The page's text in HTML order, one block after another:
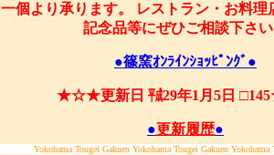
一個より承ります。 レストラン・お料理
記念品等にぜひご相談下さ
●篠窯ｵﾝﾗｲﾝｼｮｯﾋﾟﾝｸﾞ●
★☆★更新日 ㍻29年1月5日
●更新履歴●
Yokohama Tougei Gakuen Yokohama Tougei Gakuen